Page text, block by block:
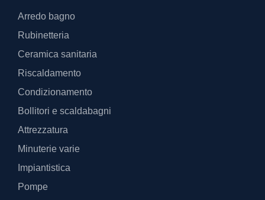
Arredo bagno
Rubinetteria
Ceramica sanitaria
Riscaldamento
Condizionamento
Bollitori e scaldabagni
Attrezzatura
Minuterie varie
Impiantistica
Pompe